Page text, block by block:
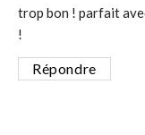
trop bon ! parfait
!
Répondre